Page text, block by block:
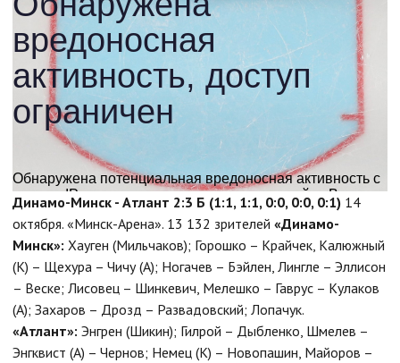
Динамо-Минск - Атлант 2:3 Б (1:1, 1:1, 0:0, 0:0, 0:1) 14
октября. «Минск-Арена». 13 132 зрителей «Динамо-
Минск»: Хауген (Мильчаков); Горошко – Крайчек, Калюжный
(К) – Щехура – Чичу (А); Ногачев – Бэйлен, Лингле – Эллисон
– Веске; Лисовец – Шинкевич, Мелешко – Гаврус – Кулаков
(А); Захаров – Дрозд – Развадовский; Лопачук.
«Атлант»: Энгрен (Шикин); Гилрой – Дыбленко, Шмелев –
Энгквист (А) – Чернов; Немец (К) – Новопашин, Майоров –